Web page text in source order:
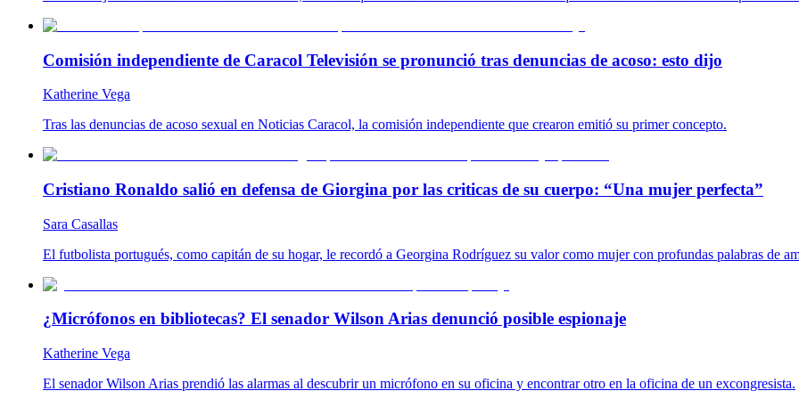
Comisión independiente de Caracol Televisión se pronunció tras denuncias de acoso: esto dijo
Katherine Vega
Tras las denuncias de acoso sexual en Noticias Caracol, la comisión independiente que crearon emitió su primer concepto.
Cristiano Ronaldo salió en defensa de Giorgina por las criticas de su cuerpo: “Una mujer perfecta”
Sara Casallas
El futbolista portugués, como capitán de su hogar, le recordó a Georgina Rodríguez su valor como mujer con profundas palabras de
¿Micrófonos en bibliotecas? El senador Wilson Arias denunció posible espionaje
Katherine Vega
El senador Wilson Arias prendió las alarmas al descubrir un micrófono en su oficina y encontrar otro en la oficina de un excongresista.